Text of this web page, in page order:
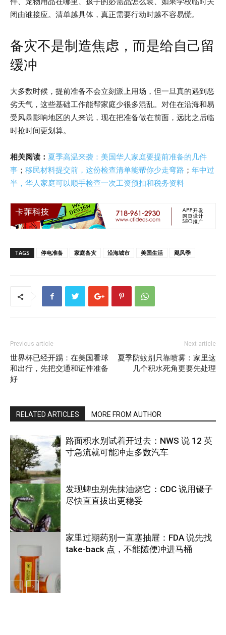
闭由谁接应。清单越具体，真正需要行动时越不容易慌。
备灾不是制造焦虑，而是给自己留
缓冲
大多数时候，提前准备不会立刻派上用场，但一旦真的遇到恶
劣天气，这些基础工作能帮家庭少很多混乱。对住在沿海和易
受风暴影响地区的人来说，现在把准备做在前面，远比之后临
时抢时间更划算。
相关阅读： 夏季高温来袭：美国华人家庭要提前准备的几件
事 ； 移民材料提交前，这份检查清单能帮你少走弯路 ； 年中过
半，华人家庭可以顺手检查一次工资预扣和税务资料
TAGS 停电准备 家庭备灾 沿海城市 美国生活 飓风季
Previous article
世界杯已经开踢：在美国看球
和出行，先把交通和证件准备
好
Next article
夏季防蚊别只靠喷雾：家里这
几个积水死角更要先处理
RELATED ARTICLES MORE FROM AUTHOR
热点
路面积水别试着开过去：NWS 说 12 英
寸急流就可能冲走多数汽车
养生
发现蜱虫别先抹油烧它：CDC 说用镊子
尽快直直拔出更稳妥
家里过期药别一直塞抽屉：FDA 说先找
take-back 点，不能随便冲进马桶